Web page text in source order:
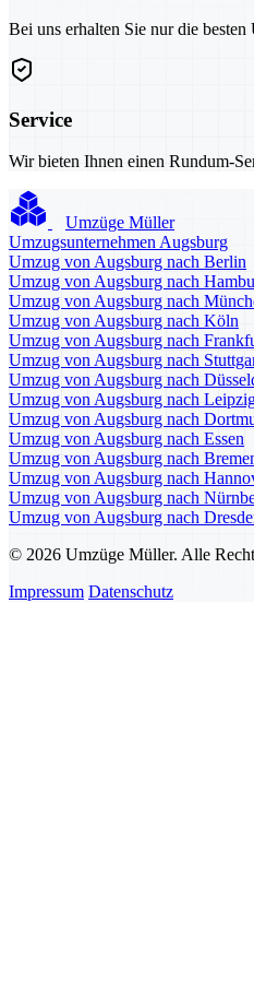
Bei uns erhalten Sie nur die besten
Service
Wir bieten Ihnen einen Rundum-
Umzüge Müller
Umzugsunternehmen Augsburg
Umzug von Augsburg nach Berlin
Umzug von Augsburg nach
Umzug von Augsburg nach
Umzug von Augsburg nach Köln
Umzug von Augsburg nach
Umzug von Augsburg nach
Umzug von Augsburg nach
Umzug von Augsburg nach
Umzug von Augsburg nach
Umzug von Augsburg nach Essen
Umzug von Augsburg nach
Umzug von Augsburg nach
Umzug von Augsburg nach
Umzug von Augsburg nach
© 2026 Umzüge Müller. Alle
Impressum Datenschutz